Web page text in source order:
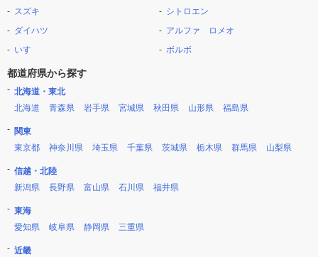
スズキ
ダイハツ
いすゞ
シトロエン
アルファ ロメオ
ボルボ
都道府県から探す
北海道・東北
北海道
青森県 岩手県 宮城県 秋田県 山形県 福島県
関東
東京都
神奈川県 埼玉県 千葉県 茨城県 栃木県 群馬県 山梨県
信越・北陸
新潟県
長野県 富山県 石川県 福井県
東海
愛知県
岐阜県 静岡県 三重県
近畿